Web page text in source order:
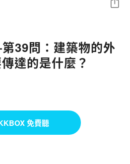
39問：建築物的外
達的是什麼？
分享
免費聽